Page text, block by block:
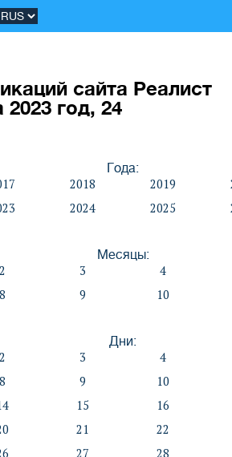
сайта Реалист
2023 год, 24
Года:
2018 2019
2024 2025
Месяцы:
2 3
4
8 9 10
Дни:
2 3
4
8 9
10
15
16
21
22
27
28